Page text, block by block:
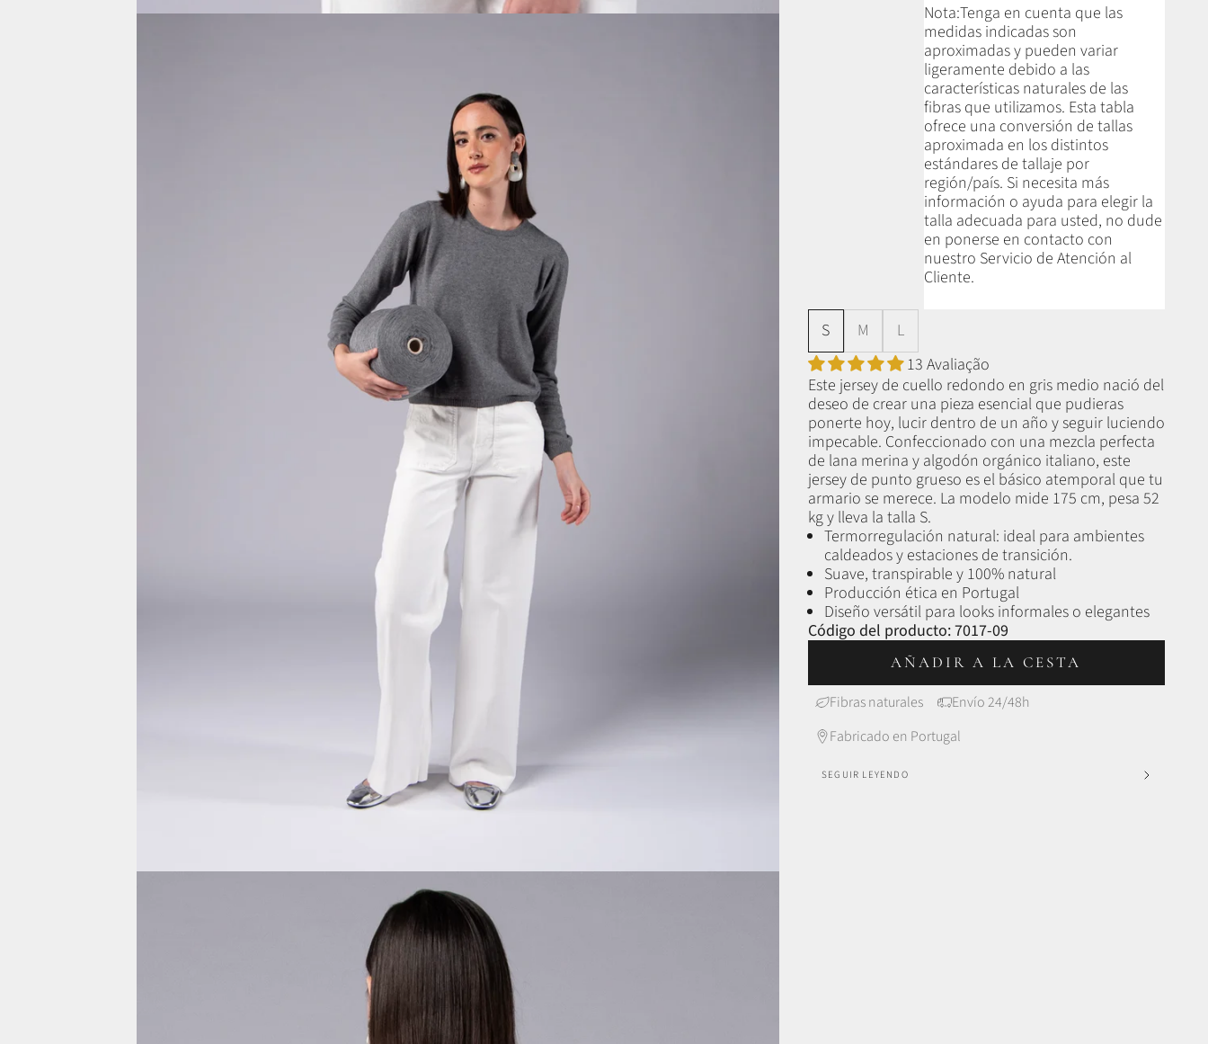
Nota:Tenga en cuenta que las
medidas indicadas son
aproximadas y pueden variar
ligeramente debido a las
características naturales de las
fibras que utilizamos. Esta tabla
ofrece una conversión de tallas
aproximada en los distintos
estándares de tallaje por
región/país. Si necesita más
información o ayuda para elegir la
talla adecuada para usted, no dude
en ponerse en contacto con
nuestro Servicio de Atención al
Cliente.
S M
L
13 Avaliação
Este jersey de cuello redondo en gris medio nació del
deseo de crear una pieza esencial que pudieras
ponerte hoy, lucir dentro de un año y seguir luciendo
impecable. Confeccionado con una mezcla perfecta
de lana merina y algodón orgánico italiano, este
jersey de punto grueso es el básico atemporal que tu
armario se merece. La modelo mide 175 cm, pesa 52
kg y lleva la talla S.
Termorregulación natural: ideal para ambientes
caldeados y estaciones de transición.
Suave, transpirable y 100% natural
Producción ética en Portugal
Diseño versátil para looks informales o elegantes
Código del producto:7017-09
AÑADIR A LA CESTA
Fibras naturales
Envío 24/48h
Fabricado en Portugal
SEGUIR LEYENDO